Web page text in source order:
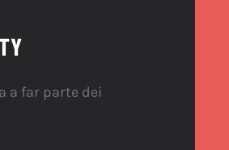
a far parte dei